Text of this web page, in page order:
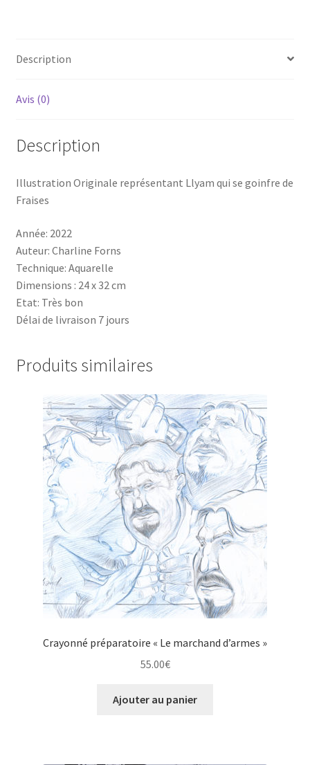
Description
Avis (0)
Description
Illustration Originale représentant Llyam qui se goinfre de
Fraises
Année: 2022
Auteur: Charline Forns
Technique: Aquarelle
Dimensions : 24 x 32 cm
Etat: Très bon
Délai de livraison 7 jours
Produits similaires
Crayonné préparatoire « Le marchand d’armes »
55.00€
Ajouter au panier